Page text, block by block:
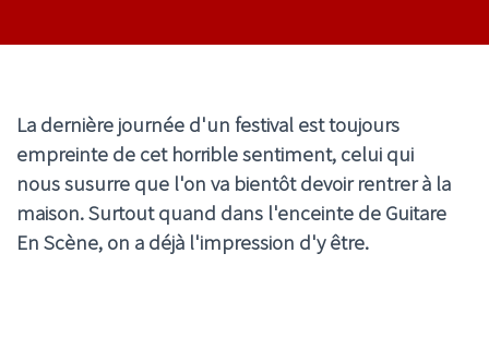
La dernière journée d'un festival est toujours
empreinte de cet horrible sentiment, celui qui
nous susurre que l'on va bientôt devoir rentrer à la
maison. Surtout quand dans l'enceinte de Guitare
En Scène, on a déjà l'impression d'y être.